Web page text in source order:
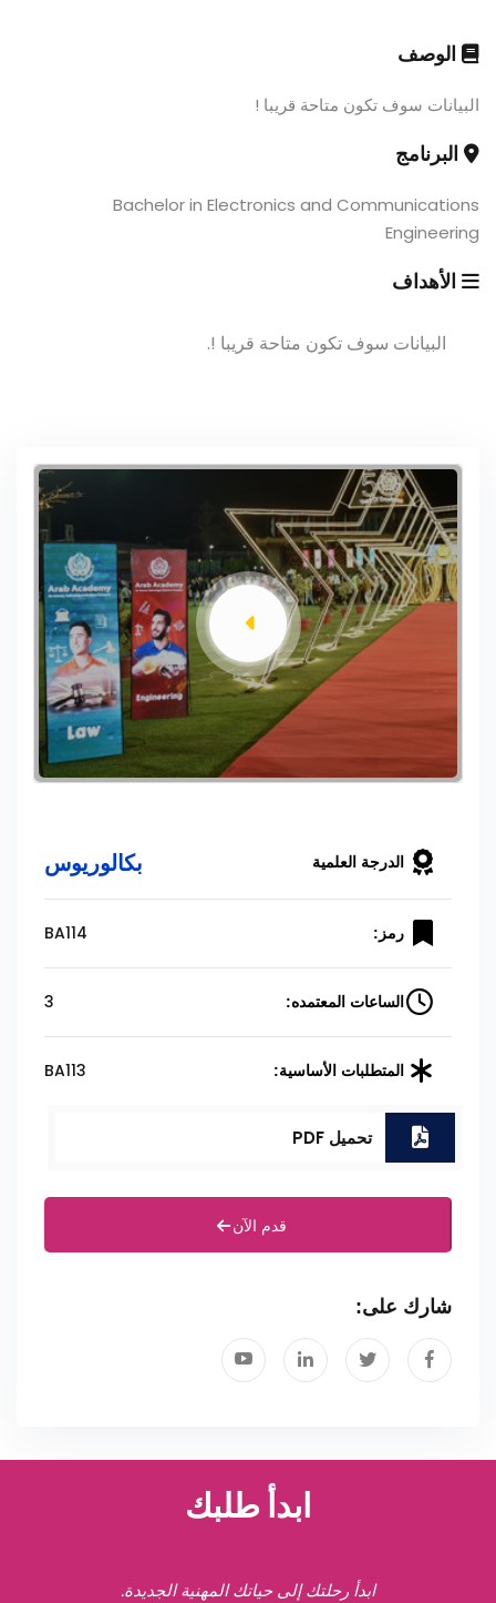
الوصف
البيانات سوف تكون متاحة قريبا !
البرنامج
Bachelor in Electronics and Communications
Engineering
الأهداف
البيانات سوف تكون متاحة قريبا !.
الدرجة العلمية بكالوريوس
رمز: BA114
الساعات المعتمده: 3
المتطلبات الأساسية: BA113
تحميل PDF
قدم الآن
شارك على:
ابدأ طلبك
ابدأ رحلتك إلى حياتك المهنية الجديدة.